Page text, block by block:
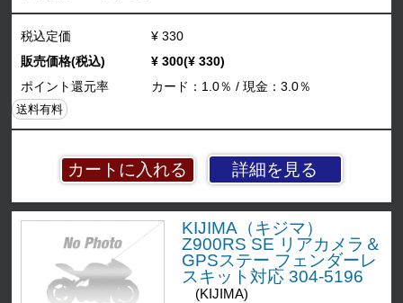
詳細を見る
税込定価
¥ 330
販売価格(税込)
¥ 300(¥ 330)
ポイント還元率
カード：1.0％ / 現金：3.0％
送料有料
KIJIMA（キジマ）
Z900RS SE リアカメラ＆
GPSステー フェンダーレ
スキット対応 304-5196
(KIJIMA)